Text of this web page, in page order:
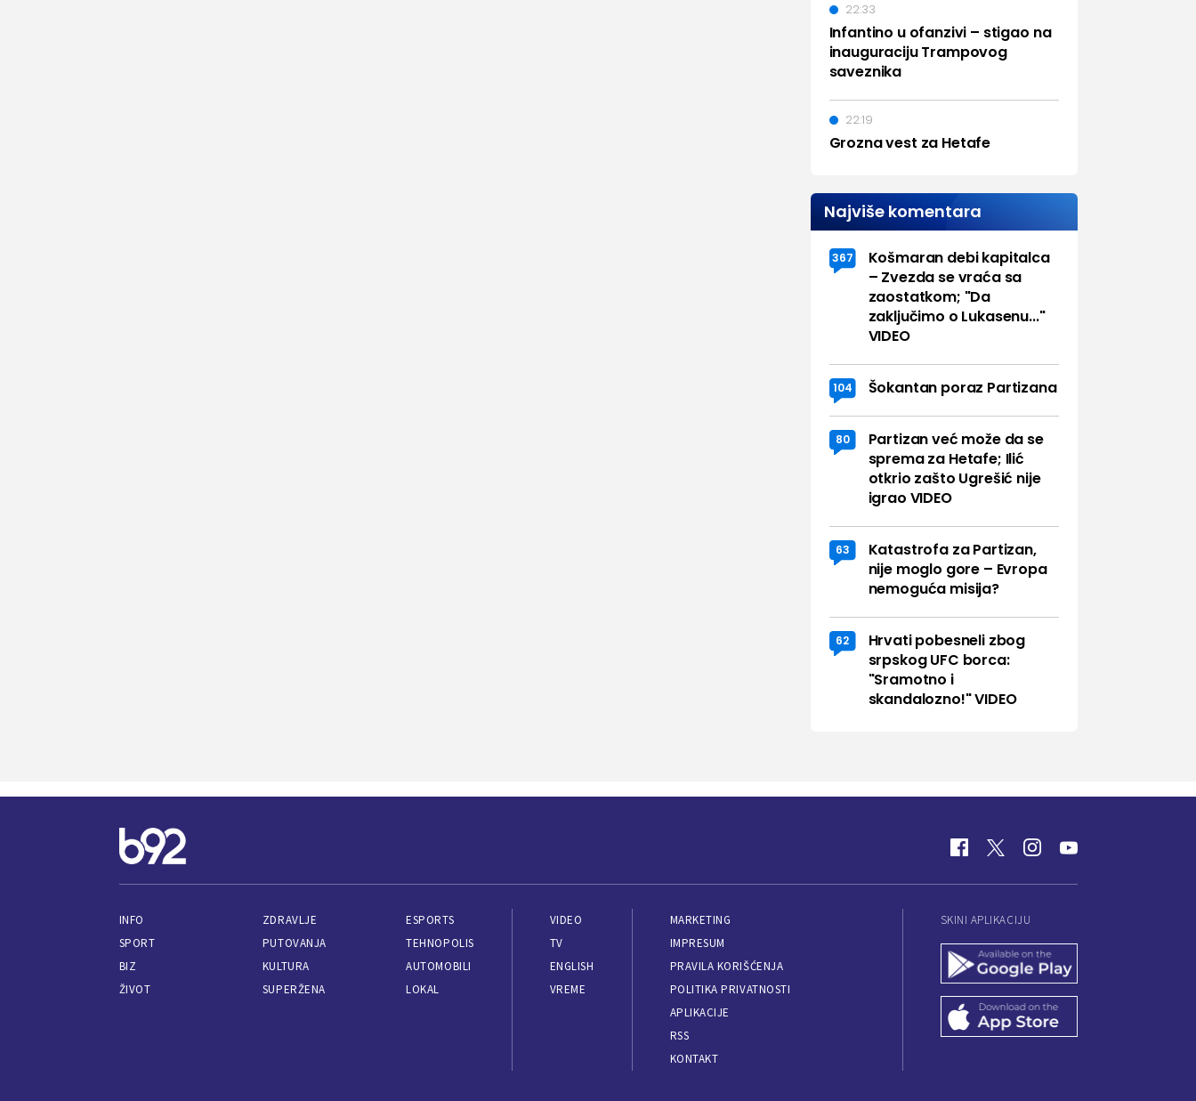
Infantino u ofanzivi – stigao na
inauguraciju Trampovog
saveznika
22:33
Grozna vest za Hetafe
22:19
Najviše komentara
367
Košmaran debi kapitalca
– Zvezda se vraća sa
zaostatkom; "Da
zaključimo o Lukasenu..."
VIDEO
104 Šokantan poraz Partizana
80
Partizan već može da se
sprema za Hetafe; Ilić
otkrio zašto Ugrešić nije
igrao VIDEO
63
Katastrofa za Partizan,
nije moglo gore – Evropa
nemoguća misija?
62
Hrvati pobesneli zbog
srpskog UFC borca:
"Sramotno i
skandalozno!" VIDEO
INFO
SPORT
BIZ
ŽIVOT
ZDRAVLJE
PUTOVANJA
KULTURA
SUPERŽENA
ESPORTS
TEHNOPOLIS
AUTOMOBILI
LOKAL
VIDEO
TV
ENGLISH
VREME
MARKETING
IMPRESUM
PRAVILA KORIŠĆENJA
POLITIKA PRIVATNOSTI
APLIKACIJE
RSS
KONTAKT
SKINI APLIKACIJU